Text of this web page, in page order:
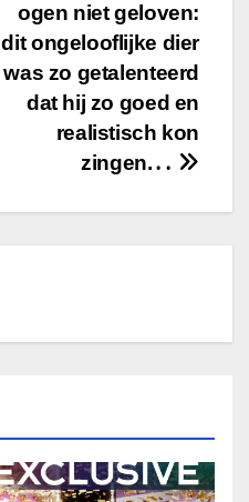
ogen niet geloven:
dit ongelooflijke dier
was zo getalenteerd
dat hij zo goed en
realistisch kon
zingen.․․